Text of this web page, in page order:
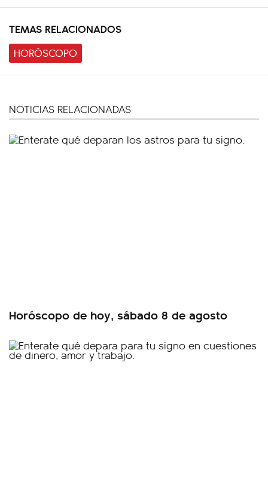
TEMAS RELACIONADOS
HORÓSCOPO
NOTICIAS RELACIONADAS
Horóscopo de hoy, sábado 8 de agosto